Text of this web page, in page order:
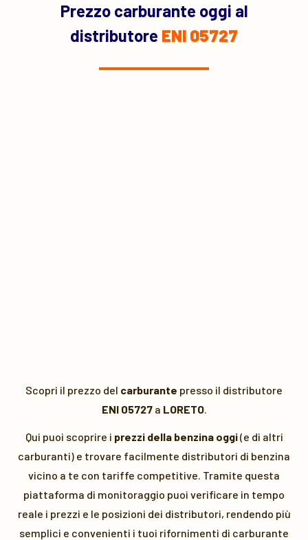
Prezzo carburante oggi al
distributore ENI 05727
Scopri il prezzo del carburante presso il distributore
ENI 05727a LORETO.
Qui puoi scoprire i prezzi della benzina oggi(e di altri
carburanti) e trovare facilmente distributori di benzina
vicino a te con tariffe competitive. Tramite questa
piattaforma di monitoraggio puoi verificare in tempo
reale i prezzi e le posizioni dei distributori, rendendo più
semplici e convenienti i tuoi rifornimenti di carburante